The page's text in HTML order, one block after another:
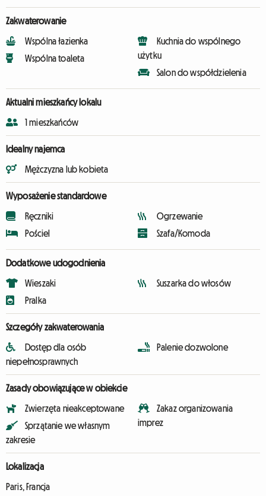
Zakwaterowanie
Wspólna łazienka
Wspólna toaleta
Kuchnia do wspólnego
użytku
Salon do współdzielenia
Aktualni mieszkańcy lokalu
1 mieszkańców
Idealny najemca
Mężczyzna lub kobieta
Wyposażenie standardowe
Ręczniki
Pościel
Ogrzewanie
Szafa/Komoda
Dodatkowe udogodnienia
Wieszaki
Pralka
Suszarka do włosów
Szczegóły zakwaterowania
Dostęp dla osób
niepełnosprawnych
Palenie dozwolone
Zasady obowiązujące w obiekcie
Zwierzęta nieakceptowane
Sprzątanie we własnym
zakresie
Zakaz organizowania
imprez
Lokalizacja
Paris, Francja